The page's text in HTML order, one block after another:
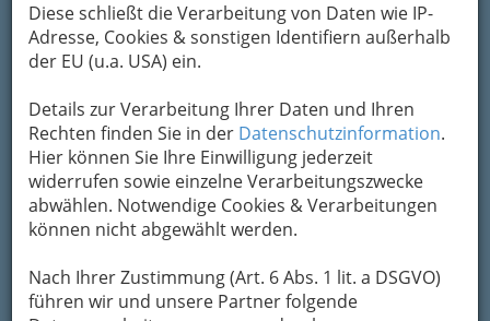
Diese schließt die Verarbeitung von Daten wie IP-
Adresse, Cookies & sonstigen Identifiern außerhalb
der EU (u.a. USA) ein.
Details zur Verarbeitung Ihrer Daten und Ihren
Rechten finden Sie in der Datenschutzinformation.
Hier können Sie Ihre Einwilligung jederzeit
widerrufen sowie einzelne Verarbeitungszwecke
abwählen. Notwendige Cookies & Verarbeitungen
können nicht abgewählt werden.
Nach Ihrer Zustimmung (Art. 6 Abs. 1 lit. a DSGVO)
führen wir und unsere Partner folgende
Jack Rabbit Slim - 4 Greasy cats playin from the loins since 2004
- 001
Vergrößern
Bilder von „The Juke Joint Royals"
und „Jack Rabbit Slim"
Bilder allerBands, die wir fotografiert haben bei